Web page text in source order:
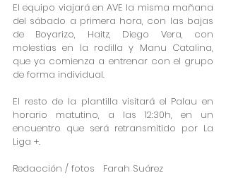
El equipo viajará en AVE la misma mañana
del sábado a primera hora, con las bajas
de Boyarizo, Haitz, Diego Vera, con
molestias en la rodilla y Manu Catalina,
que ya comienza a entrenar con el grupo
de forma individual.
El resto de la plantilla visitará el Palau en
horario matutino, a las 12:30h, en un
encuentro que será retransmitido por La
Liga +.
Redacción / fotos   Farah Suárez